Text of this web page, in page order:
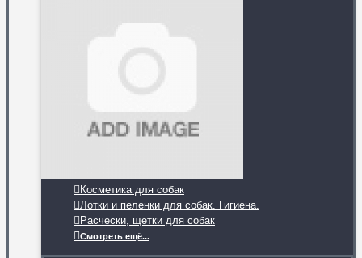
Косметика для собак
Лотки и пеленки для собак. Гигиена.
Расчески, щетки для собак
Смотреть ещё...